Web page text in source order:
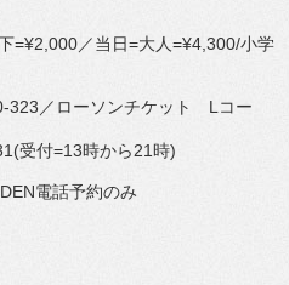
=¥2,000／当日=大人=¥4,300/小学
323／ローソンチケット Lコー
受付=13時から21時)
電話予約のみ